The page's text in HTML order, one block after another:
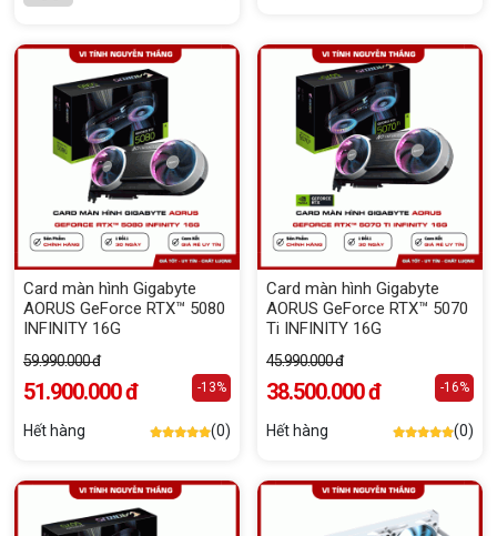
Card màn hình Gigabyte
AORUS GeForce RTX™ 5080
INFINITY 16G
59.990.000 đ
51.900.000 đ -13%
Hết hàng (0)
Card màn hình Gigabyte
AORUS GeForce RTX™ 5070
Ti INFINITY 16G
45.990.000 đ
38.500.000 đ -16%
Hết hàng (0)